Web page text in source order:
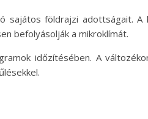
sajátos földrajzi adottságait. A
befolyásolják a mikroklímát.
időzítésében. A